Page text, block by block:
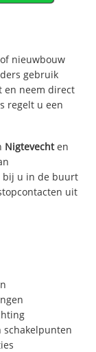
nieuwbouw
gebruik
en neem direct
regelt u een
Nigtevechten
bij u in de buurt
uit
schakelpunten